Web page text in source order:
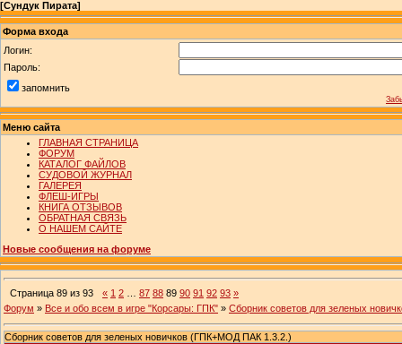
[Сундук Пирата]
Форма входа
Логин:
Пароль:
запомнить
Меню сайта
ГЛАВНАЯ СТРАНИЦА
ФОРУМ
КАТАЛОГ ФАЙЛОВ
СУДОВОЙ ЖУРНАЛ
ГАЛЕРЕЯ
ФЛЕШ-ИГРЫ
КНИГА ОТЗЫВОВ
ОБРАТНАЯ СВЯЗЬ
О НАШЕМ САЙТЕ
Новые сообщения на форуме
Страница 89 из 93 « 1 2 87 88 89 90 91 92 93 »
Форум » Все и обо всем в игре "Корсары: ГПК" » Сборник советов для зеленых
Сборник советов для зеленых новичков (ГПК+МОД ПАК 1.3.2.)